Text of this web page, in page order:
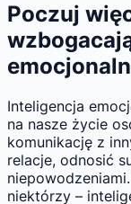
Poczuj
Inteligencja
na nasze życie
komunikację z
relacje, odnosić
niektórzy –